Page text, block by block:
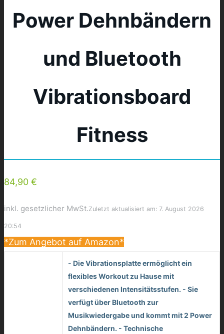
Power Dehnbändern
und Bluetooth
Vibrationsboard
Fitness
84,90 €
inkl. gesetzlicher MwSt.Zuletzt aktualisiert am: 7. August 2026
20:54
*Zum Angebot auf Amazon*
- Die Vibrationsplatte ermöglicht ein
flexibles Workout zu Hause mit
verschiedenen Intensitätsstufen. - Sie
verfügt über Bluetooth zur
Musikwiedergabe und kommt mit 2 Power
Dehnbändern. - Technische